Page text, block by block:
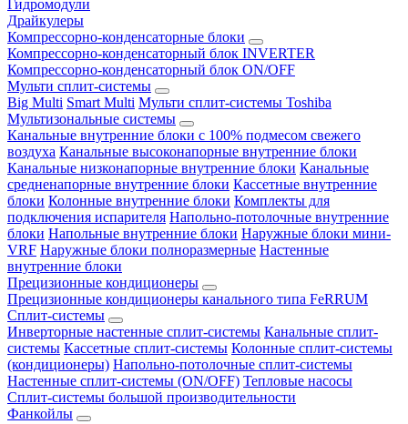
Гидромодули
Драйкулеры
Компрессорно-конденсаторные блоки
Компрессорно-конденсаторный блок INVERTER
Компрессорно-конденсаторный блок ON/OFF
Мульти сплит-системы
Big Multi Smart Multi Мульти сплит-системы Toshiba
Мультизональные системы
Канальные внутренние блоки с 100% подмесом свежего
воздуха Канальные высоконапорные внутренние блоки
Канальные низконапорные внутренние блоки Канальные
средненапорные внутренние блоки Кассетные внутренние
блоки Колонные внутренние блоки Комплекты для
подключения испарителя Напольно-потолочные внутренние
блоки Напольные внутренние блоки Наружные блоки мини-
VRF Наружные блоки полноразмерные Настенные
внутренние блоки
Прецизионные кондиционеры
Прецизионные кондиционеры канального типа FeRRUM
Сплит-системы
Инверторные настенные сплит-системы Канальные сплит-
системы Кассетные сплит-системы Колонные сплит-системы
(кондиционеры) Напольно-потолочные сплит-системы
Настенные сплит-системы (ON/OFF) Тепловые насосы
Сплит-системы большой производительности
Фанкойлы